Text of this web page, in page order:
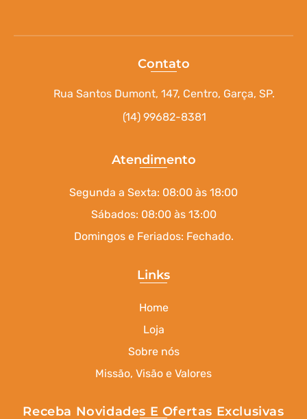
Contato
Rua Santos Dumont, 147, Centro, Garça, SP.
(14) 99682-8381
Atendimento
Segunda a Sexta: 08:00 às 18:00
Sábados: 08:00 às 13:00
Domingos e Feriados: Fechado.
Links
Home
Loja
Sobre nós
Missão, Visão e Valores
Receba Novidades E Ofertas Exclusivas